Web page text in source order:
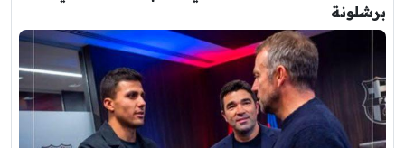
برشلونة